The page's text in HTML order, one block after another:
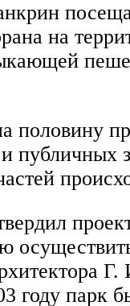
на
половину
году парк